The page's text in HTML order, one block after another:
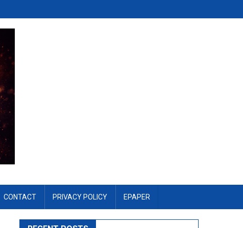
CONTACT PRIVACY POLICY EPAPER